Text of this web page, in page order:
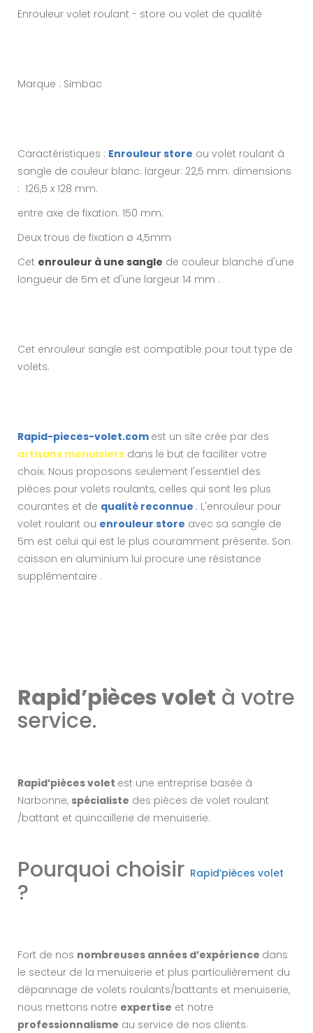
Enrouleur volet roulant - store ou volet de qualité
Marque : Simbac
Caractéristiques : Enrouleur store ou volet roulant à
sangle de couleur blanc. largeur: 22,5 mm. dimensions
: 126,5 x 128 mm.
entre axe de fixation: 150 mm.
Deux trous de fixation ø 4,5mm
Cet enrouleur à une sangle de couleur blanche d'une
longueur de 5m et d'une largeur 14 mm .
Cet enrouleur sangle est compatible pour tout type de
volets.
Rapid-pieces-volet.com est un site crée par des
artisans menuisiers dans le but de faciliter votre
choix. Nous proposons seulement l'essentiel des
pièces pour volets roulants, celles qui sont les plus
courantes et de qualité reconnue . L'enrouleur pour
volet roulant ou enrouleur store avec sa sangle de
5m est celui qui est le plus couramment présente. Son
caisson en aluminium lui procure une résistance
supplémentaire .
Rapid’pièces volet à votre
service.
Rapid’pièces volet est une entreprise basée à
Narbonne, spécialiste des pièces de volet roulant
/battant et quincaillerie de menuiserie.
Pourquoi choisir Rapid’pièces volet
?
Fort de nos nombreuses années d’expérience dans
le secteur de la menuiserie et plus particulièrement du
dépannage de volets roulants/battants et menuiserie,
nous mettons notre expertise et notre
professionnalisme au service de nos clients.